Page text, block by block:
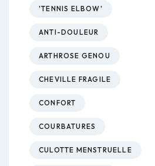
'TENNIS ELBOW'
ANTI-DOULEUR
ARTHROSE GENOU
CHEVILLE FRAGILE
CONFORT
COURBATURES
CULOTTE MENSTRUELLE